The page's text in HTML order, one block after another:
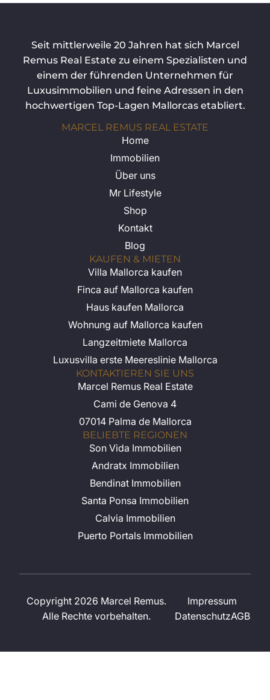
Seit mittlerweile 20 Jahren hat sich Marcel
Remus Real Estate zu einem Spezialisten und
einem der führenden Unternehmen für
Luxusimmobilien und feine Adressen in den
hochwertigen Top-Lagen Mallorcas etabliert.
MARCEL REMUS REAL ESTATE
Home
Immobilien
Über uns
Mr Lifestyle
Shop
Kontakt
Blog
KAUFEN & MIETEN
Villa Mallorca kaufen
Finca auf Mallorca kaufen
Haus kaufen Mallorca
Wohnung auf Mallorca kaufen
Langzeitmiete Mallorca
Luxusvilla erste Meereslinie Mallorca
KONTAKTIEREN SIE UNS
Marcel Remus Real Estate
Cami de Genova 4
07014 Palma de Mallorca
BELIEBTE REGIONEN
Son Vida Immobilien
Andratx Immobilien
Bendinat Immobilien
Santa Ponsa Immobilien
Calvia Immobilien
Puerto Portals Immobilien
Copyright 2026 Marcel Remus.
Alle Rechte vorbehalten.
Impressum
DatenschutzAGB